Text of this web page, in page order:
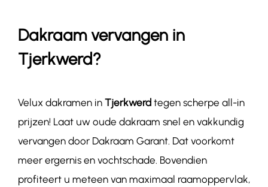
Dakraam vervangen in
Tjerkwerd?
Velux dakramen in Tjerkwerd tegen scherpe all-in
prijzen! Laat uw oude dakraam snel en vakkundig
vervangen door Dakraam Garant. Dat voorkomt
meer ergernis en vochtschade. Bovendien
profiteert u meteen van maximaal raamoppervlak,